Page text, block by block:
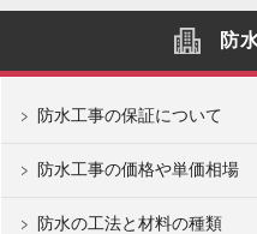
防
防水工事の保証について
防水工事の価格や単価相場
防水の工法と材料の種類